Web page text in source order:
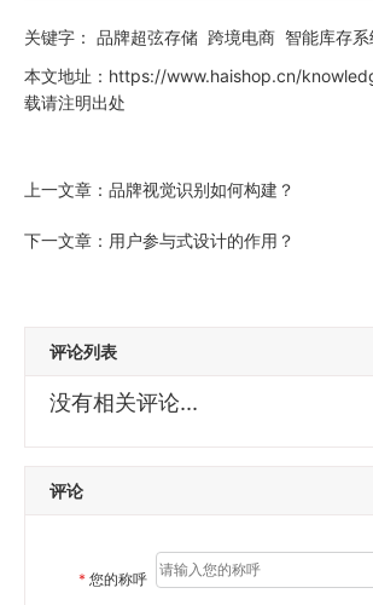
关键字： 品牌超弦存储 跨境电商 智能库存系
本文地址： https://www.haishop.cn/
载请注明出处
上一文章： 品牌视觉识别如何构建？
下一文章： 用户参与式设计的作用？
评论列表
没有相关评论...
评论
* 您的称呼